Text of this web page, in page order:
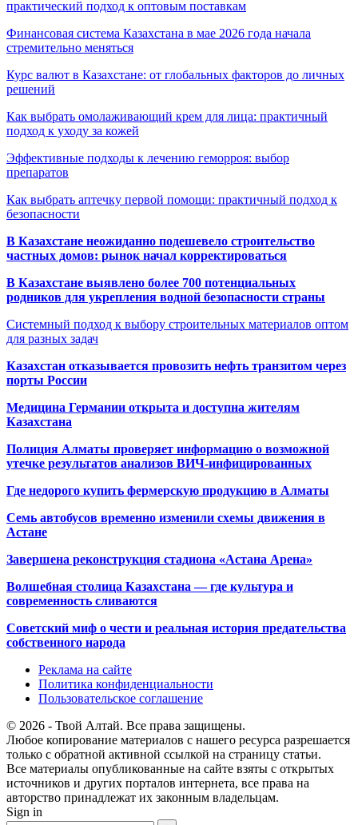
практический подход к оптовым поставкам
Финансовая система Казахстана в мае 2026 года начала
стремительно меняться
Курс валют в Казахстане: от глобальных факторов до личных
решений
Как выбрать омолаживающий крем для лица: практичный
подход к уходу за кожей
Эффективные подходы к лечению геморроя: выбор
препаратов
Как выбрать аптечку первой помощи: практичный подход к
безопасности
В Казахстане неожиданно подешевело строительство
частных домов: рынок начал корректироваться
В Казахстане выявлено более 700 потенциальных
родников для укрепления водной безопасности страны
Системный подход к выбору строительных материалов оптом
для разных задач
Казахстан отказывается провозить нефть транзитом через
порты России
Медицина Германии открыта и доступна жителям
Казахстана
Полиция Алматы проверяет информацию о возможной
утечке результатов анализов ВИЧ-инфицированных
Где недорого купить фермерскую продукцию в Алматы
Семь автобусов временно изменили схемы движения в
Астане
Завершена реконструкция стадиона «Астана Арена»
Волшебная столица Казахстана — где культура и
современность сливаются
Советский миф о чести и реальная история предательства
собственного народа
Реклама на сайте
Политика конфиденциальности
Пользовательское соглашение
© 2026 - Твой Алтай. Все права защищены.
Любое копирование материалов с нашего ресурса разрешается
только с обратной активной ссылкой на страницу статьи.
Все материалы опубликованные на сайте взяты с открытых
источников и других порталов интернета, все права на
авторство принадлежат их законным владельцам.
Sign in